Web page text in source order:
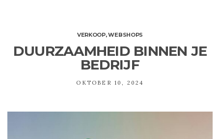
VERKOOP,WEBSHOPS
DUURZAAMHEID BINNEN JE
BEDRIJF
OKTOBER 10, 2024